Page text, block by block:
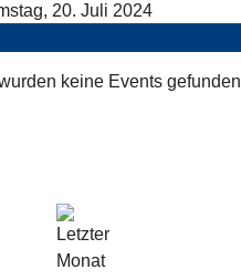
20. Juli 2024
keine Events gefunden